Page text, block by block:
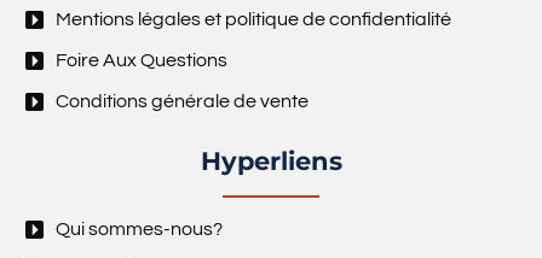
Mentions légales et politique de confidentialité
Foire Aux Questions
Conditions générale de vente
Hyperliens
Qui sommes-nous?